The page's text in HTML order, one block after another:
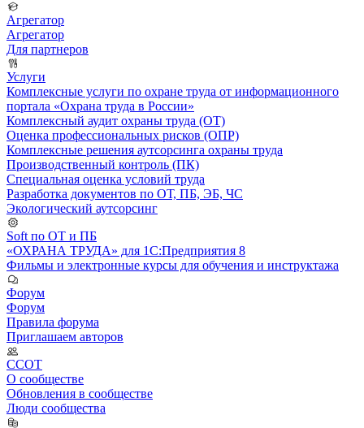
Агрегатор
Агрегатор
Для партнеров
Услуги
Комплексные услуги по охране труда от информационного
портала «Охрана труда в России»
Комплексный аудит охраны труда (ОТ)
Оценка профессиональных рисков (ОПР)
Комплексные решения аутсорсинга охраны труда
Производственный контроль (ПК)
Специальная оценка условий труда
Разработка документов по ОТ, ПБ, ЭБ, ЧС
Экологический аутсорсинг
Soft по ОТ и ПБ
«ОХРАНА ТРУДА» для 1С:Предприятия 8
Фильмы и электронные курсы для обучения и инструктажа
Форум
Форум
Правила форума
Приглашаем авторов
ССОТ
О сообществе
Обновления в сообществе
Люди сообщества